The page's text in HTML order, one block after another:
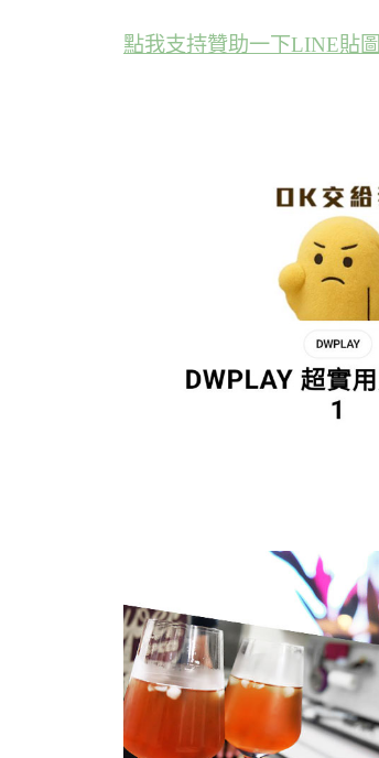
點我支持贊助一下LINE貼圖